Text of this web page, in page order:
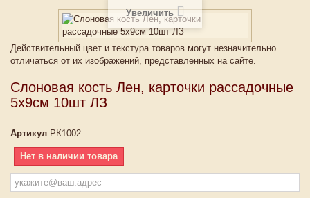
Увеличить
Действительный цвет и текстура товаров могут незначительно
отличаться от их изображений, представленных на сайте.
Слоновая кость Лен, карточки рассадочные
5х9см 10шт ЛЗ
Артикул РК1002
Нет в наличии товара